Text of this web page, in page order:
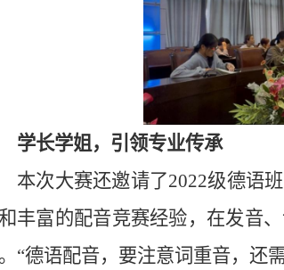
学长学姐，引领专业传承
本次大赛还邀请了2022级德语
丰富的配音竞赛经验，在发音
“德语配音，要注意词重音，还